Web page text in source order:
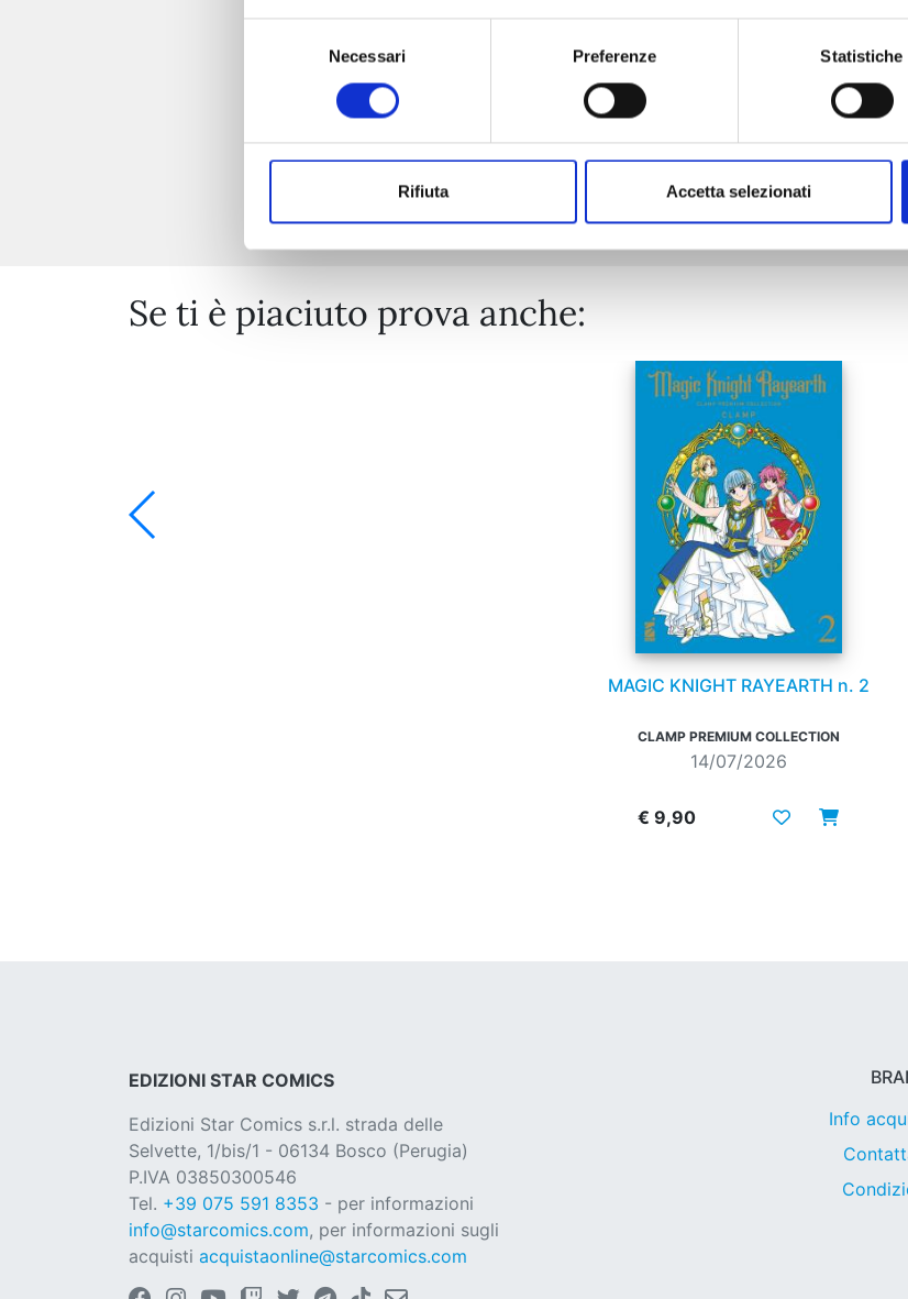
Necessari Preferenze Statistiche
Rifiuta Accetta selezionati
Se ti è piaciuto prova anche:
MAGIC KNIGHT RAYEARTH n. 2
CLAMP PREMIUM COLLECTION
14/07/2026
€ 9,90
EDIZIONI STAR COMICS
Edizioni Star Comics s.r.l. strada delle
Selvette, 1/bis/1 - 06134 Bosco (Perugia)
P.IVA 03850300546
Tel. +39 075 591 8353 - per informazioni
info@starcomics.com, per informazioni sugli
acquisti acquistaonline@starcomics.com
Info